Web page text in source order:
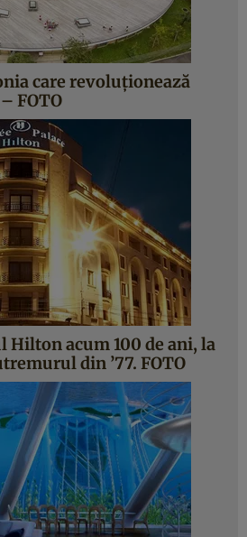
care revoluţionează
FOTO
Hilton acum 100 de ani, la
din ’77. FOTO